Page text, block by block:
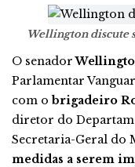
Wellington discute
O senador
Parlamentar
com obrigadeiro
diretor do
Secretaria-Geral do
medidas a serem